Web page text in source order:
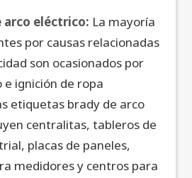
arco eléctrico: La mayoría
por causas relacionadas
son ocasionados por
e ignición de ropa
etiquetas brady de arco
centralitas, tableros de
placas de paneles,
medidores y centros para